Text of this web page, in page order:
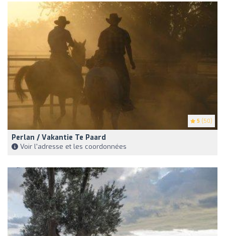
5 (50)
Perlan / Vakantie Te Paard
Voir l'adresse et les coordonnées